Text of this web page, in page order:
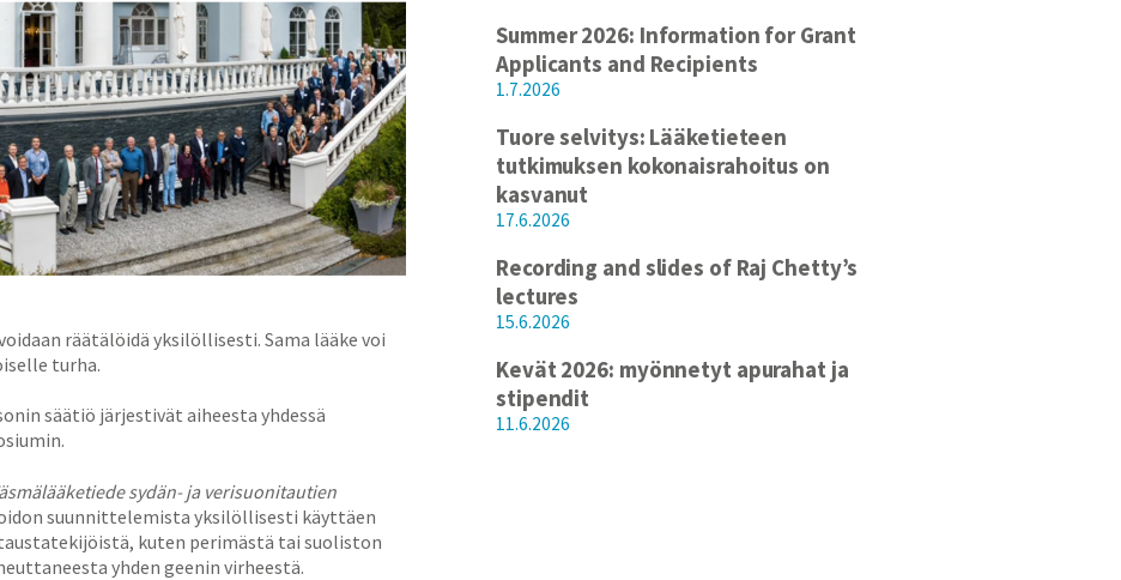
räätälöidä yksilöllisesti. Sama lääke voi
turha.
säätiö järjestivät aiheesta yhdessä
sydän- ja verisuonitautien
suunnittelemista yksilöllisesti käyttäen
kuten perimästä tai suoliston
yhden geenin virheestä.
Summer 2026: Information for Grant
Applicants and Recipients
1.7.2026
Tuore selvitys: Lääketieteen
tutkimuksen kokonaisrahoitus on
kasvanut
17.6.2026
Recording and slides of Raj Chetty’s
lectures
15.6.2026
Kevät 2026: myönnetyt apurahat ja
stipendit
11.6.2026